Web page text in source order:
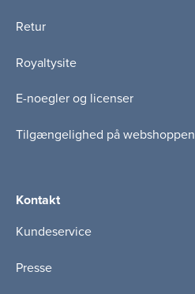
Retur
Royaltysite
E-noegler og licenser
Tilgængelighed på webshoppen
Kontakt
Kundeservice
Presse